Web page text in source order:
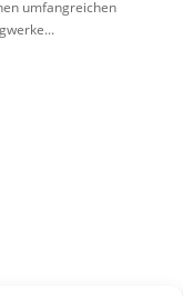
umfangreichen